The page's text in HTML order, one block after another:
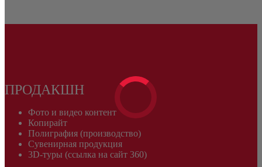
ПРОДАКШН
Фото и видео контент
Копирайт
Полиграфия (производство)
Сувенирная продукция
3D-туры (ссылка на сайт 360)